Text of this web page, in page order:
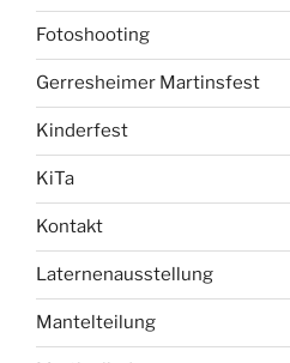
Fotoshooting
Gerresheimer Martinsfest
Kinderfest
KiTa
Kontakt
Laternenausstellung
Mantelteilung